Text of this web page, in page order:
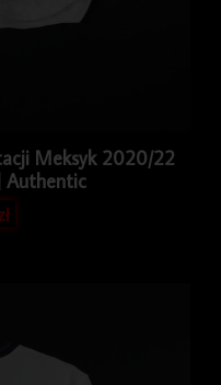
Meksyk 2020/22
Authentic